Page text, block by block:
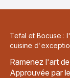
Tefal et Bocuse :
cuisine
Ramenez l'art
Approuvée par